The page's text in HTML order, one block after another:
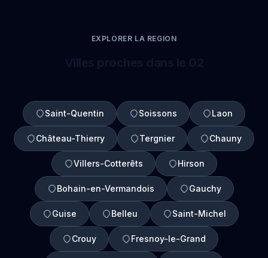
EXPLORER LA REGION
Saint-Quentin Soissons Laon
Château-Thierry Tergnier Chauny
Villers-Cotterêts Hirson
Bohain-en-Vermandois Gauchy
Guise Belleu Saint-Michel
Crouy Fresnoy-le-Grand